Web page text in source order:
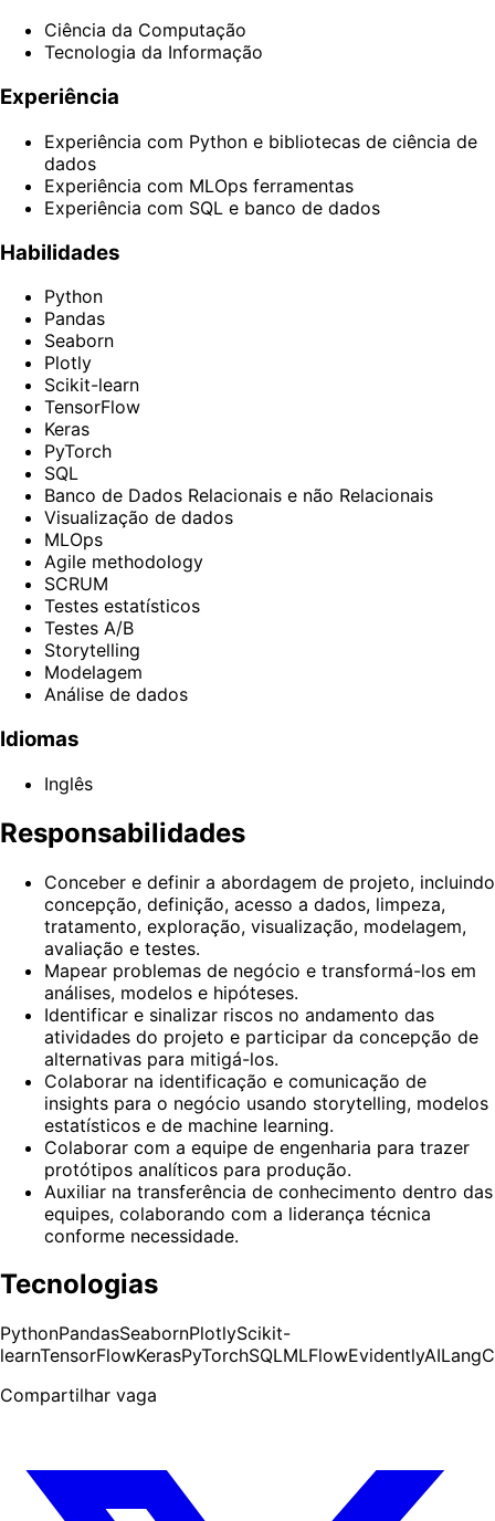
Ciência da Computação
Tecnologia da Informação
Experiência
Experiência com Python e bibliotecas de ciência de
dados
Experiência com MLOps ferramentas
Experiência com SQL e banco de dados
Habilidades
Python
Pandas
Seaborn
Plotly
Scikit-learn
TensorFlow
Keras
PyTorch
SQL
Banco de Dados Relacionais e não Relacionais
Visualização de dados
MLOps
Agile methodology
SCRUM
Testes estatísticos
Testes A/B
Storytelling
Modelagem
Análise de dados
Idiomas
Inglês
Responsabilidades
Conceber e definir a abordagem de projeto, incluindo
concepção, definição, acesso a dados, limpeza,
tratamento, exploração, visualização, modelagem,
avaliação e testes.
Mapear problemas de negócio e transformá-los em
análises, modelos e hipóteses.
Identificar e sinalizar riscos no andamento das
atividades do projeto e participar da concepção de
alternativas para mitigá-los.
Colaborar na identificação e comunicação de
insights para o negócio usando storytelling, modelos
estatísticos e de machine learning.
Colaborar com a equipe de engenharia para trazer
protótipos analíticos para produção.
Auxiliar na transferência de conhecimento dentro das
equipes, colaborando com a liderança técnica
conforme necessidade.
Tecnologias
PythonPandasSeabornPlotlyScikit-
learnTensorFlowKerasPyTorchSQLMLFlowEvidentlyAI
Compartilhar vaga